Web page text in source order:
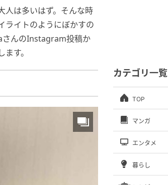
人は多いはず。そんな時
ライトのようにぼかすの
さんのInstagram投稿か
す。
カテゴリ一覧
TOP
マンガ
エンタメ
暮らし